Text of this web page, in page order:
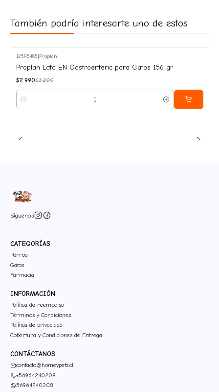
También podría interesarte uno de estos
-7%
OFF
12595485 Proplan
Proplan Lata EN Gastroenteric para Gatos 156 gr
$2.990$3.200
Cantidad
Síguenos
CATEGORÍAS
Perros
Gatos
Farmacia
INFORMACIÓN
Política de reembolso
Términos y Condiciones
Política de privacidad
Cobertura y Condiciones de Entrega
CONTÁCTANOS
contacto@homeypets.cl
+56964240208
56964240208